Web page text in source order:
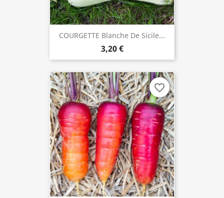
COURGETTE Blanche De Sicile...
3,20 €
favorite_border